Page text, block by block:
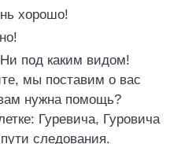
хорошо!
под каким видом!
мы поставим о вас
нужна помощь?
Гуревича, Гуровича
следования.